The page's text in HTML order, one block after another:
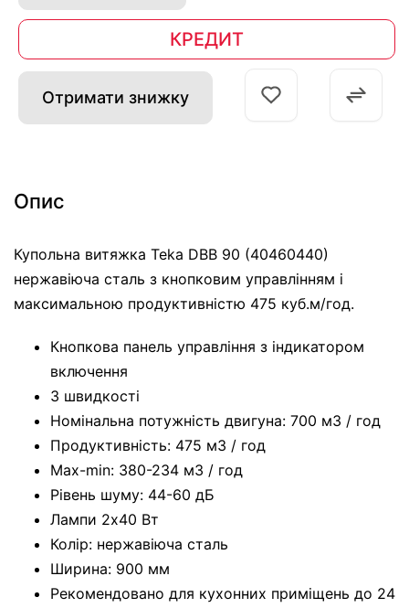
КРЕДИТ
Отримати знижку
Опис
Купольна витяжка Teka DBB 90 (40460440)
нержавіюча сталь з кнопковим управлінням і
максимальною продуктивністю 475 куб.м/год.
Кнопкова панель управління з індикатором
включення
3 швидкості
Номінальна потужність двигуна: 700 м3 / год
Продуктивність: 475 м3 / год
Max-min: 380-234 м3 / год
Рівень шуму: 44-60 дБ
Лампи 2х40 Вт
Колір: нержавіюча сталь
Ширина: 900 мм
Рекомендовано для кухонних приміщень до 24